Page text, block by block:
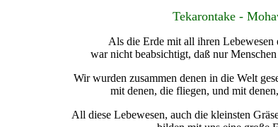
Tekarontake -
Als die Erde mit all ihren Lebewesen
war nicht beabsichtigt, daß nur
Wir wurden zusammen denen in die Welt
mit denen, die fliegen, und mit
All diese Lebewesen, auch die kleinsten